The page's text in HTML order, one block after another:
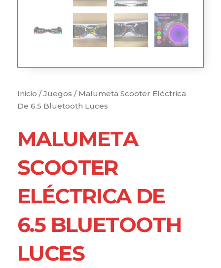
Inicio /Juegos / Malumeta Scooter Eléctrica
De 6.5 Bluetooth Luces
MALUMETA
SCOOTER
ELÉCTRICA DE
6.5 BLUETOOTH
LUCES